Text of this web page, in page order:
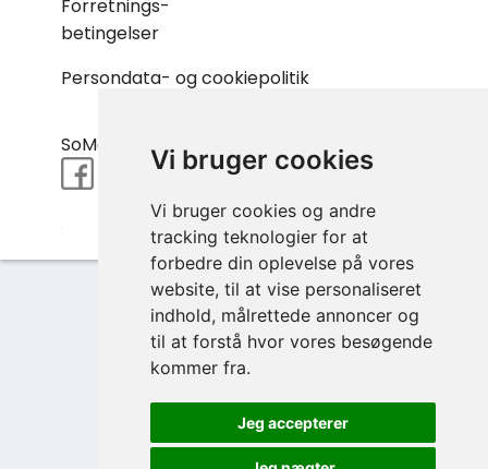
Vi bruger cookies
Vi bruger cookies og andre
tracking teknologier for at
forbedre din oplevelse på vores
website, til at vise personaliseret
indhold, målrettede annoncer og
til at forstå hvor vores besøgende
kommer fra.
Jeg accepterer
Forretnings-
betingelser
Persondata- og cookiepolitik
SoMe:
Login eller opret bruger